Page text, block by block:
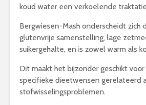
koud water een verkoelende
Bergwiesen-Mash onderscheidt zich
glutenvrije samenstelling, lage
suikergehalte, en is zowel warm als
Dit maakt het bijzonder geschikt
specifieke dieetwensen gerelateerd
stofwisselingsproblemen.